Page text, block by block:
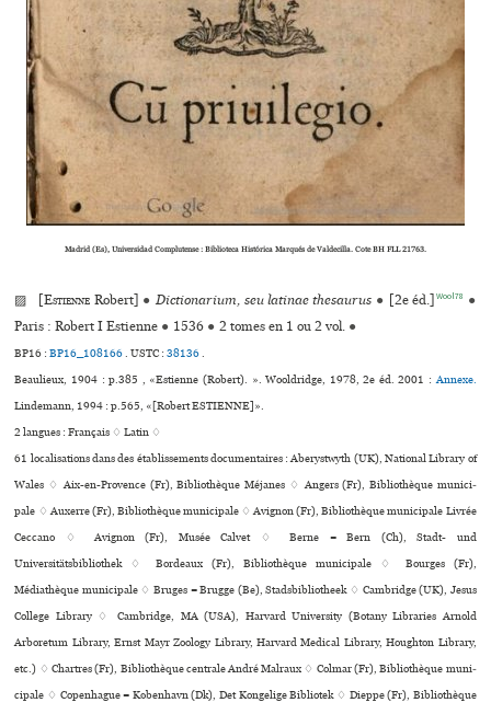
Madrid (Es), Universidad Complutense : Biblioteca Histórica Marqués de Valdecilla. Cote BH FLL 21763.
▨ [Estienne Robert] ● Dictionarium, seu latinae thesaurus ● [2e éd.] Wool78 ●
Paris : Robert I Estienne ● 1536 ● 2 tomes en 1 ou 2 vol. ●
BP16 :BP16_108166.USTC :38136.
Beaulieux, 1904 : p.385 , «Estienne (Robert). ». Wooldridge, 1978, 2e éd. 2001 :Annexe.
Lindemann, 1994 : p.565, «[Robert ESTIENNE]».
2 langues :Français ♢Latin ♢
61 localisations dans des établissements documentaires : Aberystwyth (UK), National Library of
Wales ♢ Aix-en-Provence (Fr), Bibliothèque Méjanes ♢ Angers (Fr), Bibliothèque muni­ci­
pale ♢ Auxerre (Fr), Bibliothèque muni­ci­pale ♢ Avignon (Fr), Bibliothèque muni­ci­pale Livrée
Ceccano ♢ Avignon (Fr), Musée Calvet ♢ Berne = Bern (Ch), Stadt- und
Universitätsbibliothek ♢ Bordeaux (Fr), Bibliothèque muni­ci­pale ♢ Bourges (Fr),
Médiathèque muni­ci­pale ♢ Bruges = Brugge (Be), Stadsbibliotheek ♢ Cambridge (UK), Jesus
College Library ♢ Cambridge, MA (USA), Harvard University (Botany Libraries Arnold
Arboretum Library, Ernst Mayr Zoology Library, Harvard Medical Library, Houghton Library,
etc.) ♢ Chartres (Fr), Bibliothèque cen­trale André Malraux ♢ Colmar (Fr), Bibliothèque muni­
ci­pale ♢ Copenhague = København (Dk), Det Kongelige Bibliotek ♢ Dieppe (Fr), Bibliothèque